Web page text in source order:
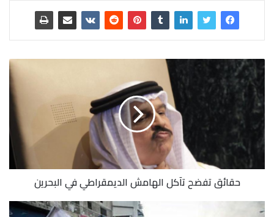
حقائق تفضح تآكل الهامش الديمقراطي في البحرين